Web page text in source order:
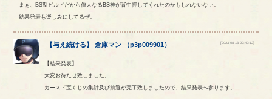
まぁ、BS型ビルドだから偉大なるBS神が背中押してくれたのかもしれないなァ。
結果発表も楽しみにしてるぜ。
【与え続ける】倉庫マン （p3p009901） [2023-08-13 22:40:12]
【結果発表】
大変お待たせ致しました。
カースド宝くじの集計及び抽選が完了致しましたので、結果発表へ参ります。